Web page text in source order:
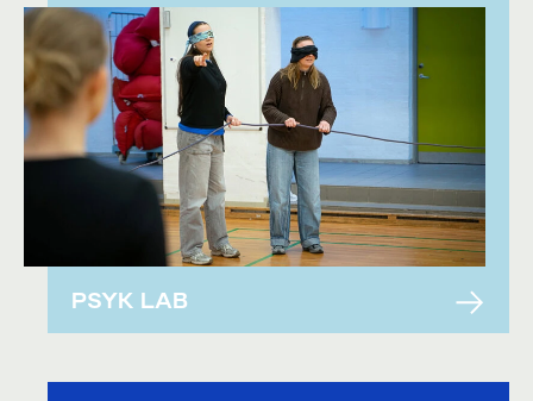
PSYK LAB